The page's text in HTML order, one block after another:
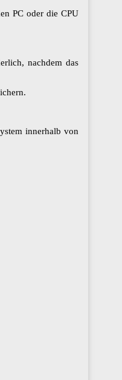
PC oder die CPU
nachdem das
innerhalb von